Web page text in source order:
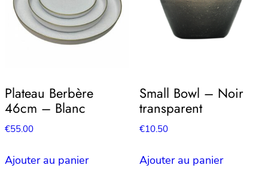
Plateau Berbère
46cm – Blanc
€55.00
Ajouter au panier
Small Bowl – Noir
transparent
€10.50
Ajouter au panier